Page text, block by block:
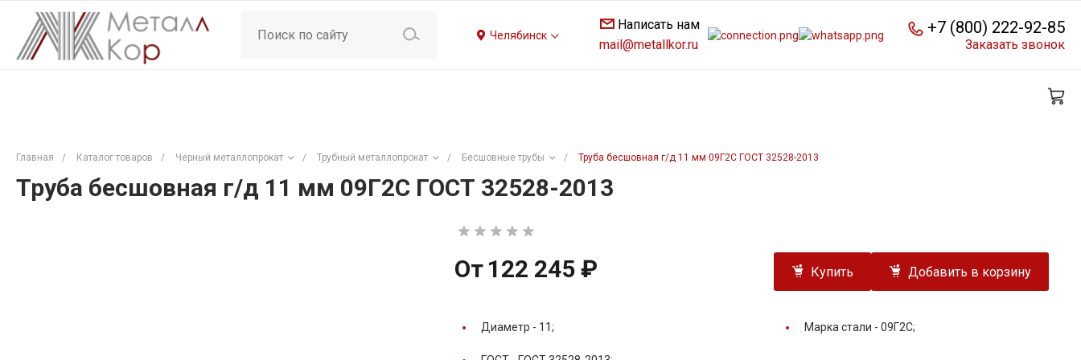
Челябинск
Написать нам
mail@metallkor.ru
+7 (800) 222-92-85
Заказать звонок
Главная / Каталог товаров / Черный металлопрокат / Трубный металлопрокат / Бесшовные трубы / Труба бесшовная г/д 11 мм 09Г2С ГОСТ 32528-2013
Труба бесшовная г/д 11 мм 09Г2С ГОСТ 32528-2013
От 122 245 ₽ Купить Добавить в корзину
Диаметр - 11; Марка стали - 09Г2С;